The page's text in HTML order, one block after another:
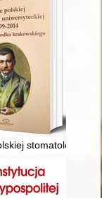
stomatologii